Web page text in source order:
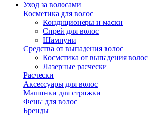
Уход за волосами
Косметика для волос
Кондиционеры и маски
Спрей для волос
Шампуни
Средства от выпадения волос
Косметика от выпадения волос
Лазерные расчески
Расчески
Аксессуары для волос
Машинки для стрижки
Фены для волос
Бренды